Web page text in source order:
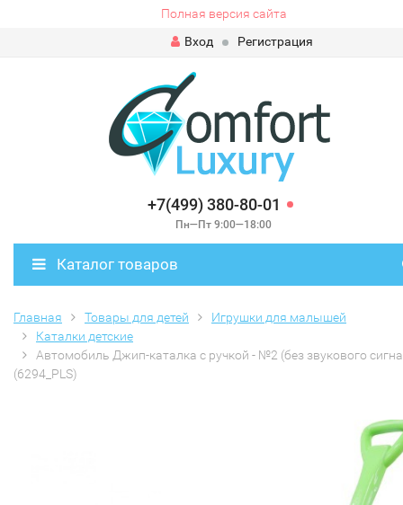
Полная версия сайта
Вход
Регистрация
+7(499) 380-80-01
Пн—Пт 9:00—18:00
Каталог товаров
Главная Товары для детей
Игрушки для малышей
Каталки детские
Автомобиль Джип-каталка с ручкой - №2 (без звукового
(6294_PLS)